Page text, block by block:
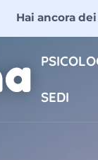
Hai ancora
SEDI